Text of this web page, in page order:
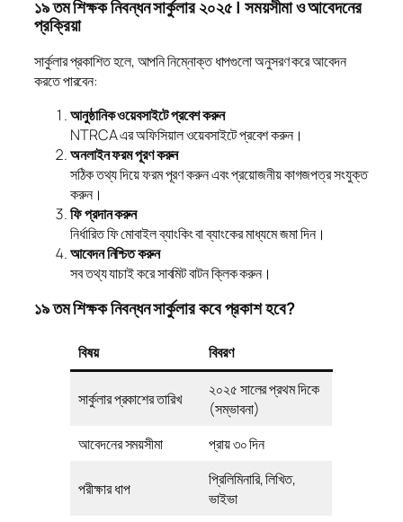
১৯ তম শিক্ষক নিবন্ধন সার্কুলার ২০২৫ | সময়সীমা ও আবেদনের
প্রক্রিয়া
সার্কুলার প্রকাশিত হলে, আপনি নিম্নোক্ত ধাপগুলো অনুসরণ করে আবেদন
করতে পারবেন:
আনুষ্ঠানিক ওয়েবসাইটে প্রবেশ করুন
NTRCA এর অফিসিয়াল ওয়েবসাইটে প্রবেশ করুন।
অনলাইন ফরম পূরণ করুন
সঠিক তথ্য দিয়ে ফরম পূরণ করুন এবং প্রয়োজনীয় কাগজপত্র সংযুক্ত
করুন।
ফি প্রদান করুন
নির্ধারিত ফি মোবাইল ব্যাংকিং বা ব্যাংকের মাধ্যমে জমা দিন।
আবেদন নিশ্চিত করুন
সব তথ্য যাচাই করে সাবমিট বাটন ক্লিক করুন।
১৯ তম শিক্ষক নিবন্ধন সার্কুলার কবে প্রকাশ হবে?
বিষয় বিবরণ
সার্কুলার প্রকাশের তারিখ
২০২৫ সালের প্রথম দিকে
(সম্ভাবনা)
আবেদনের সময়সীমা
প্রায় ৩০ দিন
পরীক্ষার ধাপ
প্রিলিমিনারি, লিখিত,
ভাইভা